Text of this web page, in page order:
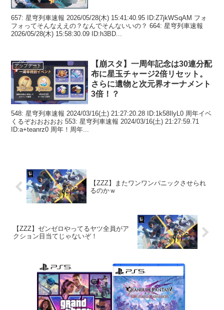
657: 星穹列車速報 2026/05/28(木) 15:41:40.95 ID:Z7jkWSqAM フォ
フォってそんなええの？なんでそんないいの？ 664: 星穹列車速報
2026/05/28(木) 15:58:30.09 ID:h3BD...
アップデート
【崩スタ】一周年記念は30連分配
布に星玉チャージ2倍リセット。
さらに遺物と次元界オーナメント
3倍！？
548: 星穹列車速報 2024/03/16(土) 21:27:20.28 ID:1k58IlyL0 周年イベ
くるぞおおおおお 553: 星穹列車速報 2024/03/16(土) 21:27:59.71
ID:a+teanrz0 周年！周年...
【ZZZ】またワンワンパニックさせられ
るのかｗ
【ZZZ】ゼンゼロやってるヤツ全員がア
クション目当てじゃないぞ！